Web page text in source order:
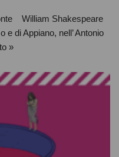
William Shakespeare
e di Appiano, nell’ Antonio
»